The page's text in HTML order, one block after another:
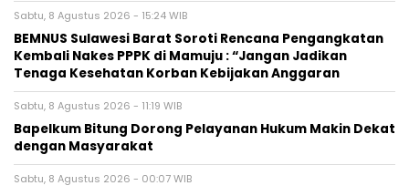
Sabtu, 8 Agustus 2026 - 15:24 WIB
BEMNUS Sulawesi Barat Soroti Rencana Pengangkatan
Kembali Nakes PPPK di Mamuju : “Jangan Jadikan
Tenaga Kesehatan Korban Kebijakan Anggaran
Sabtu, 8 Agustus 2026 - 11:19 WIB
Bapelkum Bitung Dorong Pelayanan Hukum Makin Dekat
dengan Masyarakat
Sabtu, 8 Agustus 2026 - 00:07 WIB